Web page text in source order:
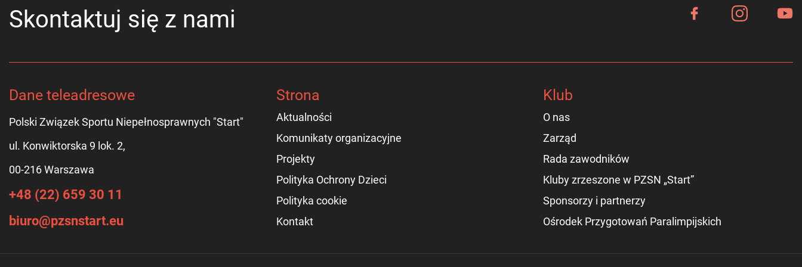
Skontaktuj się z nami
Dane teleadresowe
Polski Związek Sportu Niepełnosprawnych "Start"
ul. Konwiktorska 9 lok. 2,
00-216 Warszawa
+48 (22) 659 30 11
biuro@pzsnstart.eu
Strona
Aktualności
Komunikaty organizacyjne
Projekty
Polityka Ochrony Dzieci
Polityka cookie
Kontakt
Klub
O nas
Zarząd
Rada zawodników
Kluby zrzeszone w PZSN „Start”
Sponsorzy i partnerzy
Ośrodek Przygotowań Paralimpijskich